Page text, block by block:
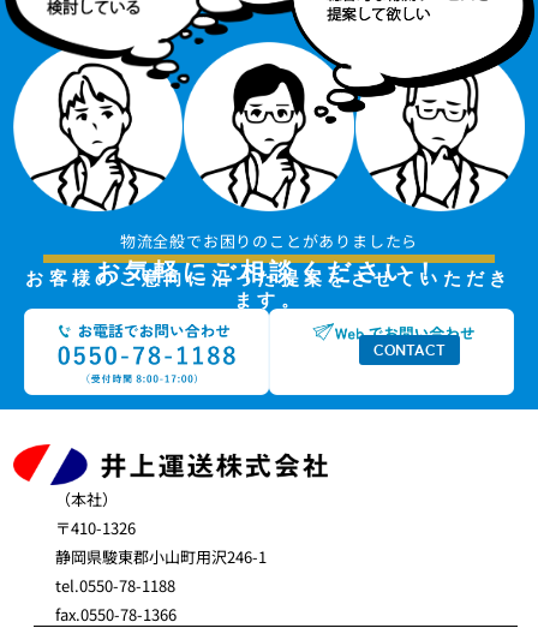
物流全般でお困りのことがありましたら
お気軽にご相談ください！
お客様のご意向に沿った提案をさせていただき
ます。
CONTACT
（本社）
〒410-1326
静岡県駿東郡小山町用沢246-1
tel.0550-78-1188
fax.0550-78-1366